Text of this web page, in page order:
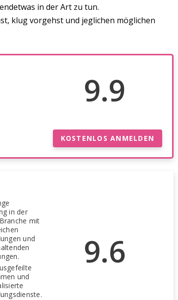
in der Art zu tun.
klug vorgehst und jeglichen möglichen
9.9
KOSTENLOS ANMELDEN
9.6
in der
mit
und
und